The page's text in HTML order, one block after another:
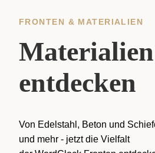
FRONTEN & MATERIALIEN
Materialien
entdecken
Von Edelstahl, Beton und
und mehr - jetzt die Vielfalt